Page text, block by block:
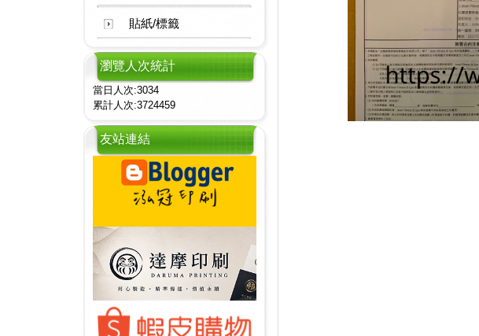
貼紙/標籤
瀏覽人次統計
當日人次:3034
累計人次:3724459
友站連結